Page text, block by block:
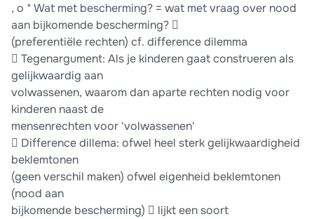
, o * Wat met bescherming? = wat met vraag over nood
aan bijkomende bescherming? 
(preferentiële rechten) cf. difference dilemma
 Tegenargument: Als je kinderen gaat construeren als
gelijkwaardig aan
volwassenen, waarom dan aparte rechten nodig voor
kinderen naast de
mensenrechten voor 'volwassenen'
 Difference dillema: ofwel heel sterk gelijkwaardigheid
beklemtonen
(geen verschil maken) ofwel eigenheid beklemtonen
(nood aan
bijkomende bescherming)  lijkt een soort